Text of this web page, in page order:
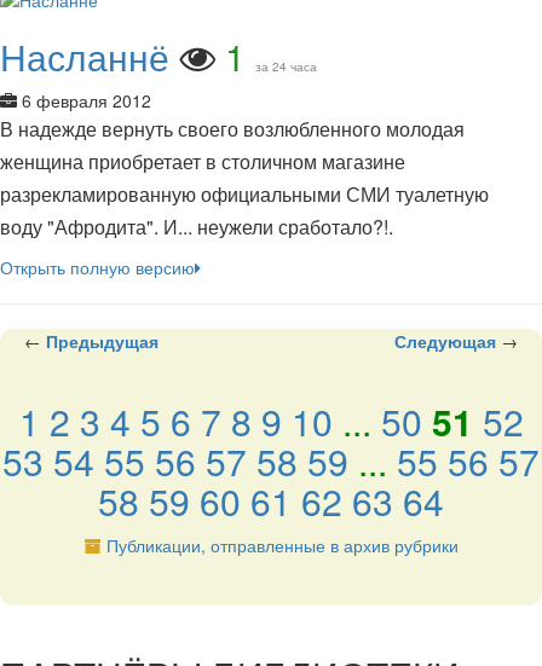
Насланнё 1 за 24 часа
6 февраля 2012
В надежде вернуть своего возлюбленного молодая
женщина приобретает в столичном магазине
разрекламированную официальными СМИ туалетную
воду "Афродита". И... неужели сработало?!.
Открыть полную версию
← Предыдущая Следующая →
1 2 3 4 5 6 7 8 9 10 ... 50 51 52
53 54 55 56 57 58 59 ... 55 56 57
58 59 60 61 62 63 64
Публикации, отправленные в архив рубрики